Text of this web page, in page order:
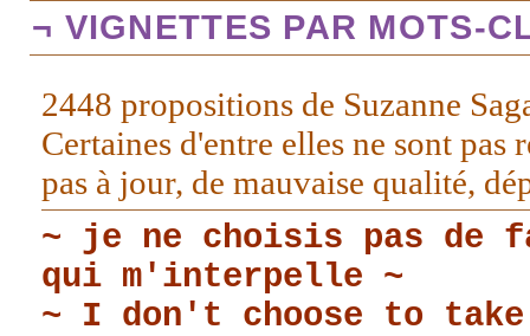
¬ VIGNETTES PAR MOTS-
2448 propositions de Suzanne
Certaines d'entre elles ne sont pas
pas à jour, de mauvaise qualité,
~ je ne choisis pas de
qui m'interpelle ~
~ I don't choose to